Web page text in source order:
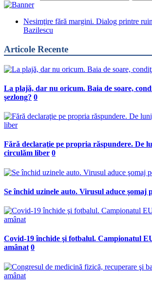
Nesimţire fără margini. Dialog printre
Bazilescu
Articole Recente
La plajă, dar nu oricum. Baia de soare,
şezlong? 0
Fără declaraţie pe propria răspundere. De
circulăm liber 0
Se închid uzinele auto. Virusul aduce şomaj
Covid-19 închide şi fotbalul. Campionatul
amânat 0